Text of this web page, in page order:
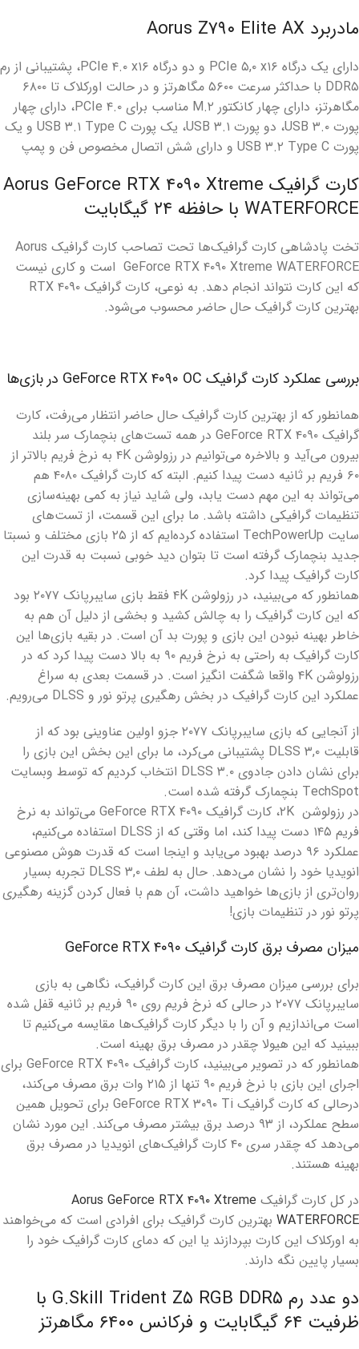
مادربرد Aorus Z۷۹۰ Elite AX
دارای یک درگاه PCIe ۵,۰ x۱۶ و دو درگاه PCIe ۴.۰ x۱۶، پشتیبانی از رم
DDR۵ با حداکثر سرعت ۵۶۰۰ مگاهرتز و در حالت اورکلاک تا ۶۸۰۰
مگاهرتز، دارای چهار کانکتور M.۲ مناسب برای PCIe ۴.۰، دارای چهار
پورت USB ۳.۰، دو پورت USB ۳.۱، یک پورت USB ۳.۱ Type C و یک
پورت USB ۳.۲ Type C و دارای شش اتصال مخصوص فن و پمپ
کارت گرافیک Aorus GeForce RTX ۴۰۹۰ Xtreme
WATERFORCE با حافظه ۲۴ گیگابایت
تخت پادشاهی کارت گرافیک‌ها تحت تصاحب کارت گرافیک Aorus
GeForce RTX ۴۰۹۰ Xtreme WATERFORCE است و کاری نیست
که این کارت نتواند انجام دهد. به نوعی، کارت گرافیک RTX ۴۰۹۰
بهترین کارت گرافیک حال حاضر محسوب می‌شود.
بررسی عملکرد کارت گرافیک GeForce RTX ۴۰۹۰ OC در بازی‌ها
همانطور که از بهترین کارت گرافیک حال حاضر انتظار می‌رفت، کارت
گرافیک GeForce RTX ۴۰۹۰ در همه تست‌های بنچمارک سر بلند
بیرون می‌آید و بالاخره می‌توانیم در رزولوشن ۴K به نرخ فریم بالاتر از
۶۰ فریم بر ثانیه دست پیدا کنیم. البته که کارت گرافیک ۴۰۸۰ هم
می‌تواند به این مهم دست یابد، ولی شاید نیاز به کمی بهینه‌سازی
تنظیمات گرافیکی داشته باشد. ما برای این قسمت، از تست‌های
سایت TechPowerUp استفاده کرده‌ایم که از ۲۵ بازی مختلف و نسبتا
جدید بنچمارک گرفته است تا بتوان دید خوبی نسبت به قدرت این
کارت گرافیک پیدا کرد.
همانطور که می‌بینید، در رزولوشن ۴K فقط بازی سایبرپانک ۲۰۷۷ بود
که این کارت گرافیک را به چالش کشید و بخشی از دلیل آن هم به
خاطر بهینه نبودن این بازی و پورت بد آن است. در بقیه بازی‌ها این
کارت گرافیک به راحتی به نرخ فریم ۹۰ به بالا دست پیدا کرد که در
رزولوشن ۴K واقعا شگفت انگیز است. در قسمت بعدی به سراغ
عملکرد این کارت گرافیک در بخش رهگیری پرتو نور و DLSS می‌رویم.
از آنجایی که بازی سایبرپانک ۲۰۷۷ جزو اولین عناوینی بود که از
قابلیت DLSS ۳,۰ پشتیبانی می‌کرد، ما برای این بخش این بازی را
برای نشان دادن جادوی DLSS ۳.۰ انتخاب کردیم که توسط وبسایت
TechSpot بنچمارک گرفته شده است.
در رزولوشن ۲K، کارت گرافیک GeForce RTX ۴۰۹۰ می‌تواند به نرخ
فریم ۱۴۵ دست پیدا کند، اما وقتی که از DLSS استفاده می‌کنیم،
عملکرد ۹۶ درصد بهبود می‌یابد و اینجا است که قدرت هوش مصنوعی
انویدیا خود را نشان می‌دهد. حال به لطف DLSS ۳,۰ تجربه بسیار
روان‌تری از بازی‌ها خواهید داشت، آن هم با فعال کردن گزینه رهگیری
پرتو نور در تنظیمات بازی!
میزان مصرف برق کارت گرافیک GeForce RTX ۴۰۹۰
برای بررسی میزان مصرف برق این کارت گرافیک، نگاهی به بازی
سایبرپانک ۲۰۷۷ در حالی که نرخ فریم روی ۹۰ فریم بر ثانیه قفل شده
است می‌اندازیم و آن را با دیگر کارت گرافیک‌ها مقایسه می‌کنیم تا
ببینید که این هیولا چقدر در مصرف برق بهینه است.
همانطور که در تصویر می‌بینید، کارت گرافیک GeForce RTX ۴۰۹۰ برای
اجرای این بازی با نرخ فریم ۹۰ تنها از ۲۱۵ وات برق مصرف می‌کند،
درحالی که کارت گرافیک GeForce RTX ۳۰۹۰ Ti برای تحویل همین
سطح عملکرد، از ۹۳ درصد برق بیشتر مصرف می‌کند. این مورد نشان
می‌دهد که چقدر سری ۴۰ کارت گرافیک‌های انویدیا در مصرف برق
بهینه هستند.
در کل کارت گرافیک Aorus GeForce RTX ۴۰۹۰ Xtreme
WATERFORCE بهترین کارت گرافیک برای افرادی است که می‌خواهند
به اورکلاک این کارت بپردازند یا این که دمای کارت گرافیک خود را
بسیار پایین نگه دارند.
دو عدد رم G.Skill Trident Z۵ RGB DDR۵ با
ظرفیت ۶۴ گیگابایت و فرکانس ۶۴۰۰ مگاهرتز